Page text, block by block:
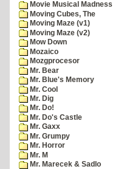
Movie Musical Madness
Moving Cubes, The
Moving Maze (v1)
Moving Maze (v2)
Mow Down
Mozaico
Mozgprocesor
Mr. Bear
Mr. Blue's Memory
Mr. Cool
Mr. Dig
Mr. Do!
Mr. Do's Castle
Mr. Gaxx
Mr. Grumpy
Mr. Horror
Mr. M
Mr. Marecek & Sadlo